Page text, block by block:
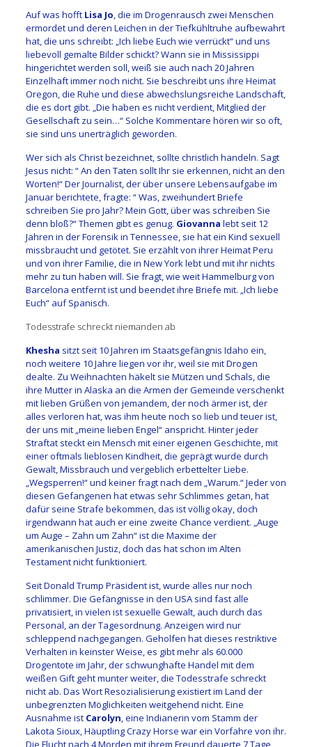
Auf was hofft Lisa Jo, die im Drogenrausch zwei Menschen
ermordet und deren Leichen in der Tiefkühltruhe aufbewahrt
hat, die uns schreibt: „Ich liebe Euch wie verrückt“ und uns
liebevoll gemalte Bilder schickt? Wann sie in Mississippi
hingerichtet werden soll, weiß sie auch nach 20 Jahren
Einzelhaft immer noch nicht. Sie beschreibt uns ihre Heimat
Oregon, die Ruhe und diese abwechslungsreiche Landschaft,
die es dort gibt. „Die haben es nicht verdient, Mitglied der
Gesellschaft zu sein…“ Solche Kommentare hören wir so oft,
sie sind uns unerträglich geworden.
Wer sich als Christ bezeichnet, sollte christlich handeln. Sagt
Jesus nicht: “ An den Taten sollt Ihr sie erkennen, nicht an den
Worten!“ Der Journalist, der über unsere Lebensaufgabe im
Januar berichtete, fragte: “ Was, zweihundert Briefe
schreiben Sie pro Jahr? Mein Gott, über was schreiben Sie
denn bloß?“ Themen gibt es genug. Giovanna lebt seit 12
Jahren in der Forensik in Tennessee, sie hat ein Kind sexuell
missbraucht und getötet. Sie erzählt von ihrer Heimat Peru
und von ihrer Familie, die in New York lebt und mit ihr nichts
mehr zu tun haben will. Sie fragt, wie weit Hammelburg von
Barcelona entfernt ist und beendet ihre Briefe mit. „Ich liebe
Euch“ auf Spanisch.
Todesstrafe schreckt niemanden ab
Khesha sitzt seit 10 Jahren im Staatsgefängnis Idaho ein,
noch weitere 10 Jahre liegen vor ihr, weil sie mit Drogen
dealte. Zu Weihnachten häkelt sie Mützen und Schals, die
ihre Mutter in Alaska an die Armen der Gemeinde verschenkt
mit lieben Grüßen von jemandem, der noch ärmer ist, der
alles verloren hat, was ihm heute noch so lieb und teuer ist,
der uns mit „meine lieben Engel“ anspricht. Hinter jeder
Straftat steckt ein Mensch mit einer eigenen Geschichte, mit
einer oftmals lieblosen Kindheit, die geprägt wurde durch
Gewalt, Missbrauch und vergeblich erbettelter Liebe.
„Wegsperren!“ und keiner fragt nach dem „Warum.“ Jeder von
diesen Gefangenen hat etwas sehr Schlimmes getan, hat
dafür seine Strafe bekommen, das ist völlig okay, doch
irgendwann hat auch er eine zweite Chance verdient. „Auge
um Auge – Zahn um Zahn“ ist die Maxime der
amerikanischen Justiz, doch das hat schon im Alten
Testament nicht funktioniert.
Seit Donald Trump Präsident ist, wurde alles nur noch
schlimmer. Die Gefängnisse in den USA sind fast alle
privatisiert, in vielen ist sexuelle Gewalt, auch durch das
Personal, an der Tagesordnung. Anzeigen wird nur
schleppend nachgegangen. Geholfen hat dieses restriktive
Verhalten in keinster Weise, es gibt mehr als 60.000
Drogentote im Jahr, der schwunghafte Handel mit dem
weißen Gift geht munter weiter, die Todesstrafe schreckt
nicht ab. Das Wort Resozialisierung existiert im Land der
unbegrenzten Möglichkeiten weitgehend nicht. Eine
Ausnahme ist Carolyn, eine Indianerin vom Stamm der
Lakota Sioux, Häuptling Crazy Horse war ein Vorfahre von ihr.